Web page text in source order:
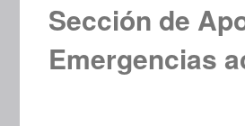
Sección de
Emergencias